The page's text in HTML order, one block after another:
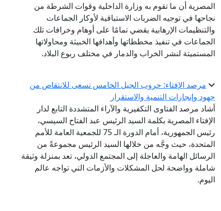
المصرية أن ما تقوم به وزارة الداخلية وقوات الشرطة من
نجاحها في توجيه الضربات الاستباقية لأوكار الجماعات
والتنظيمات الإرهابية يقضي تمامًا على أوهام وخرافات تلك
الجماعات في تنفيذ مخططاتها وأهدافها الخبيثة ومحاولاتها
المستميتة لنشر الخراب والدمار في مختلف ربوع البلاد.
مرصد الإفتاء: حروب الجيل الخامس تسعى للانتقاص من
جهود وإنجازات التنمية والاستقرار
أشاد مرصد الفتاوى التكفيرية والآراء المتشددة التابع لدار
الإفتاء المصرية بكلمة السيد الرئيس عبد الفتاح السيسي،
رئيس الجمهورية، أمام الدورة الـ 75 للجمعية العامة للأمم
المتحدة، حيث وجَّه من خلالها السيد الرئيس مجموعةً من
الرسائل الهامة والعاجلة إلى المجتمع الدولي، تعد بمنزلة وثيقة
شاملة وواضحة لحل المشكلات والأزمات التي تواجه عالم
اليوم.